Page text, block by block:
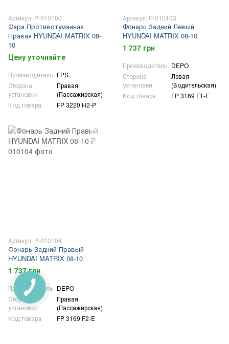
Артикул: P-010100
Фара Противотуманная
Правая HYUNDAI MATRIX 08-
10
Цену уточняйте
Производитель FPS
Сторона
установки
Правая
(Пассажирская)
Код товара
FP 3220 H2-P
Артикул: P-010103
Фонарь Задний Левый
HYUNDAI MATRIX 08-10
1 737 грн
Производитель DEPO
Сторона
установки
Левая
(Водительская)
Код товара
FP 3169 F1-E
Артикул: P-010104
Фонарь Задний Правый
HYUNDAI MATRIX 08-10
1 737 грн
Производитель DEPO
Сторона
установки
Правая
(Пассажирская)
Код товара
FP 3169 F2-E